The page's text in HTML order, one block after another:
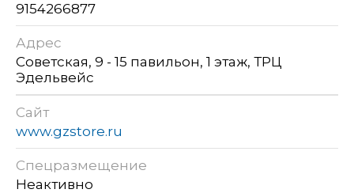
9154266877
Адрес
Советская, 9 - 15 павильон, 1 этаж, ТРЦ
Эдельвейс
Сайт
www.gzstore.ru
Спецразмещение
Неактивно